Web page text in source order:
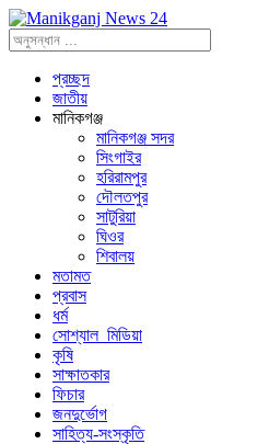
প্রচ্ছদ
জাতীয়
মানিকগঞ্জ
মানিকগঞ্জ সদর
সিংগাইর
হরিরামপুর
দৌলতপুর
সাটুরিয়া
ঘিওর
শিবালয়
মতামত
প্রবাস
ধর্ম
সোশ্যাল_মিডিয়া
কৃষি
সাক্ষাতকার
ফিচার
জনদুর্ভোগ
সাহিত্য-সংস্কৃতি